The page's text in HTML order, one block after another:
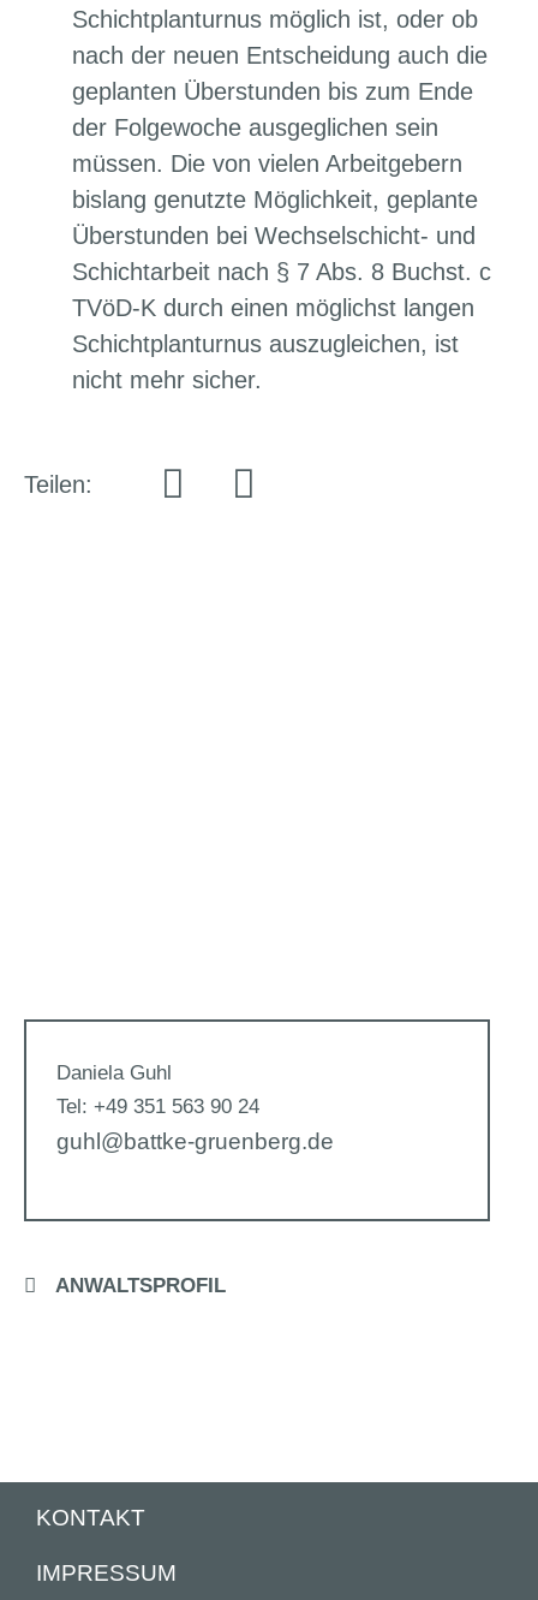
Schichtplanturnus möglich ist, oder ob
nach der neuen Entscheidung auch die
geplanten Überstunden bis zum Ende
der Folgewoche ausgeglichen sein
müssen. Die von vielen Arbeitgebern
bislang genutzte Möglichkeit, geplante
Überstunden bei Wechselschicht- und
Schichtarbeit nach § 7 Abs. 8 Buchst. c
TVöD-K durch einen möglichst langen
Schichtplanturnus auszugleichen, ist
nicht mehr sicher.
Teilen:
Daniela Guhl
Tel: +49 351 563 90 24
guhl@battke-gruenberg.de
ANWALTSPROFIL
KONTAKT
IMPRESSUM